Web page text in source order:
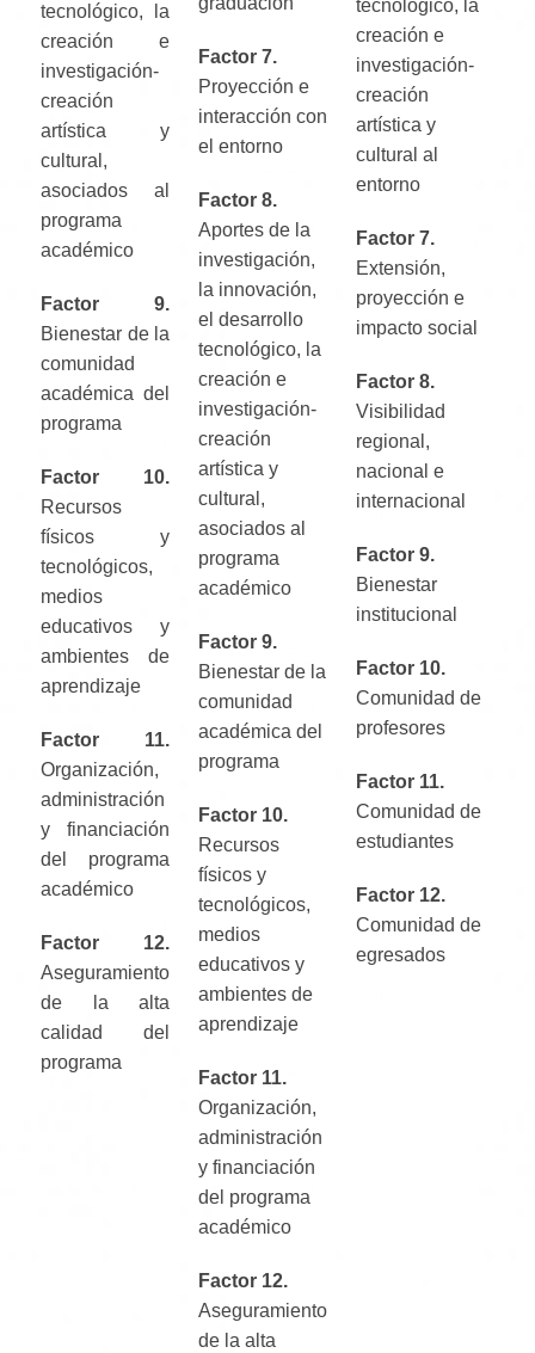
tecnológico, la
creación e
investigación-
creación
artística y
cultural,
asociados al
programa
académico
Factor 9.
Bienestar de la
comunidad
académica del
programa
Factor 10.
Recursos
físicos y
tecnológicos,
medios
educativos y
ambientes de
aprendizaje
Factor 11.
Organización,
administración
y financiación
del programa
académico
Factor 12.
Aseguramiento
de la alta
calidad del
programa
Factor 7.
Proyección e
interacción con
el entorno
Factor 8.
Aportes de la
investigación,
la innovación,
el desarrollo
tecnológico, la
creación e
investigación-
creación
artística y
cultural,
asociados al
programa
académico
Factor 9.
Bienestar de la
comunidad
académica del
programa
Factor 10.
Recursos
físicos y
tecnológicos,
medios
educativos y
ambientes de
aprendizaje
Factor 11.
Organización,
administración
y financiación
del programa
académico
Factor 12.
Aseguramiento
de la alta
tecnológico, la
creación e
investigación-
creación
artística y
cultural al
entorno
Factor 7.
Extensión,
proyección e
impacto social
Factor 8.
Visibilidad
regional,
nacional e
internacional
Factor 9.
Bienestar
institucional
Factor 10.
Comunidad de
profesores
Factor 11.
Comunidad de
estudiantes
Factor 12.
Comunidad de
egresados